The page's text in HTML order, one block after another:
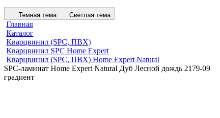
Темная тема Светлая тема
Главная
Каталог
Кварцвинил (SPC, ПВХ)
Кварцвинил SPC Home Expert
Кварцвинил (SPC, ПВХ) Home Expert Natural
SPC-ламинат Home Expert Natural Дуб Лесной дождь 2179-09
градиент